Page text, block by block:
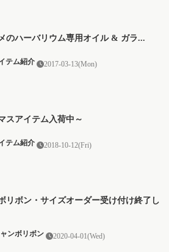
のハーバリウム専用オイル & ガラ...
2017-03-13(Mon)
テム紹介
スアイテム入荷中～
2018-10-12(Fri)
テム紹介
リボン・サイズオーダー受け付け終了し
2020-04-01(Wed)
ンボリボン